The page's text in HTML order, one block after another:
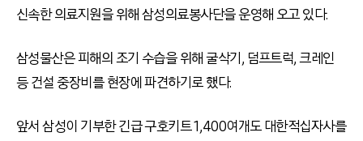
신속한 의료지원을 위해 삼성의료봉사단을 운영해 오고 있다.
삼성물산은 피해의 조기 수습을 위해 굴삭기, 덤프트럭, 크레인
등 건설 중장비를 현장에 파견하기로 했다.
앞서 삼성이 기부한 긴급 구호키트 1,400여개도 대한적십자사를